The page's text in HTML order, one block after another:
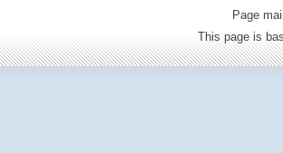
Page
This page is